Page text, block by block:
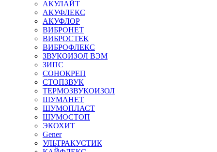
АКУЛАЙТ
АКУФЛЕКС
АКУФЛОР
ВИБРОНЕТ
ВИБРОСТЕК
ВИБРОФЛЕКС
ЗВУКОИЗОЛ ВЭМ
ЗИПС
СОНОКРЕП
СТОПЗВУК
ТЕРМОЗВУКОИЗОЛ
ШУМАНЕТ
ШУМОПЛАСТ
ШУМОСТОП
ЭКОХИТ
Gener
УЛЬТРАКУСТИК